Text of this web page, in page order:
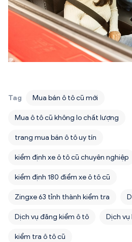
Tag Mua bán ô tô cũ mới
Mua ô tô cũ không lo chất lượng
trang mua bán ô tô uy tín
kiểm định xe ô tô cũ chuyên nghiệp
kiểm định 180 điểm xe ô tô cũ
Zingxe 63 tỉnh thành kiểm tra
Dịch vụ đăng kiểm ô tô Dịch vụ
kiểm tra ô tô cũ